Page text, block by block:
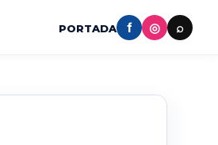
PORTADA f ◎ ⌕